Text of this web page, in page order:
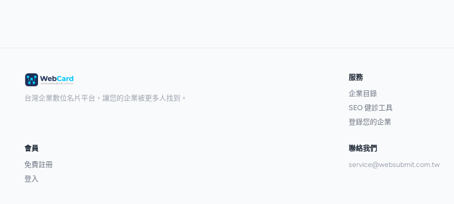
台灣企業數位名片平台，讓您的企業被更多人找到。
服務
企業目錄
SEO 健診工具
登錄您的企業
會員
免費註冊
登入
聯絡我們
service@websubmit.com.tw